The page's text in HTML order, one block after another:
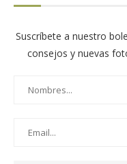
Suscríbete a nuestro
consejos y nuevas